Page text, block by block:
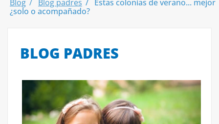
Blog Blog padres
Estas colonias de verano... mejor
¿solo o acompañado?
BLOG PADRES